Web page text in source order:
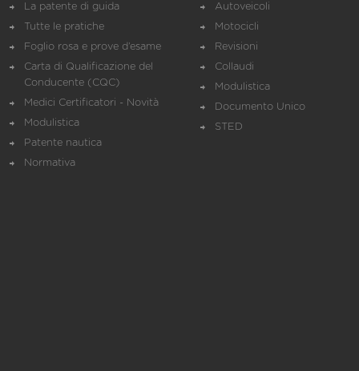
La patente di guida
Tutte le pratiche
Foglio rosa e prove d’esame
Carta di Qualificazione del
Conducente (CQC)
Medici Certificatori - Novità
Modulistica
Patente nautica
Normativa
Autoveicoli
Motocicli
Revisioni
Collaudi
Modulistica
Documento Unico
STED